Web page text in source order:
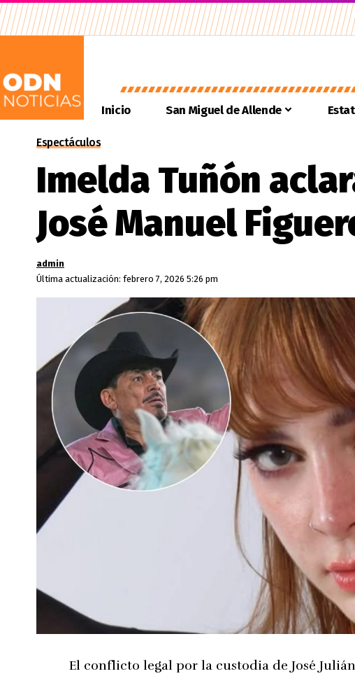
Inicio San Miguel de Allende
Espectáculos
Imelda Tuñón
José Manuel
Última actualización: febrero 7, 2026 5:26 pm
admin
El conflicto legal por la custodia de José